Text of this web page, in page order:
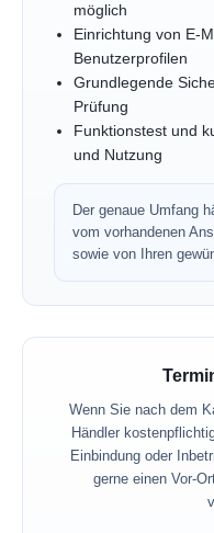
möglich
Einrichtung von E-
Benutzerprofilen
Grundlegende
Prüfung
Funktionstest und
und Nutzung
Der genaue Umfang
vom vorhandenen
sowie von Ihren
Wenn Sie nach dem
Händler
Einbindung oder
gerne einen Vor-